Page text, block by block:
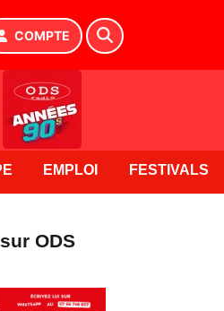
COMPTE
EMPLOI FESTIVALS
ODS